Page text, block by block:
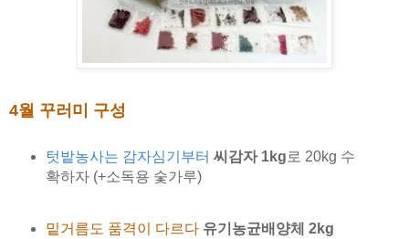
4월 꾸러미 구성
텃밭농사는 감자심기부터 씨감자 1kg 로 20kg 수
확하자 (+소독용 숯가루)
밑거름도 품격이 다르다 유기농균배양체 2kg